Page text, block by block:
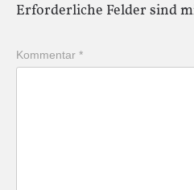
Erforderliche Felder sind
Kommentar *